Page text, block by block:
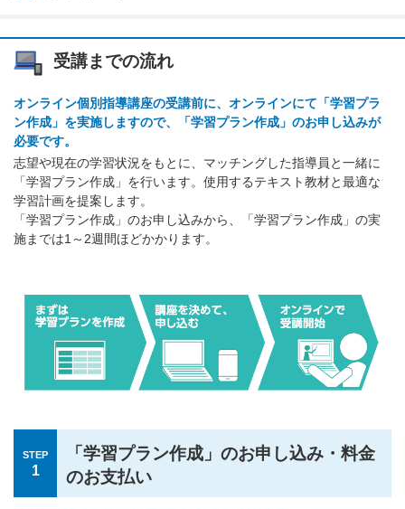
受講までの流れ
オンライン個別指導講座の受講前に、オンラインにて「学習プラ
ン作成」を実施しますので、「学習プラン作成」のお申し込みが
必要です。
志望や現在の学習状況をもとに、マッチングした指導員と一緒に
「学習プラン作成」を行います。使用するテキスト教材と最適な
学習計画を提案します。
「学習プラン作成」のお申し込みから、「学習プラン作成」の実
施までは1～2週間ほどかかります。
STEP
1
「学習プラン作成」のお申し込み・料金
のお支払い